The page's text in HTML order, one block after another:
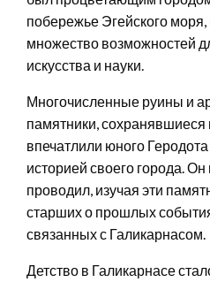
побережье Эгейского
множество возможностей
искусства и науки.
Многочисленные руины и
памятники, сохранявшиеся
впечатлили юного
историей своего города.
проводил, изучая эти
старших о прошлых
связанных с Галикарнасом.
Детство в Галикарнасе